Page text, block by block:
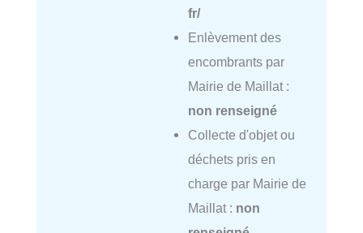
fr/
Enlèvement des
encombrants par
Mairie de Maillat :
non renseigné
Collecte d'objet ou
déchets pris en
charge par Mairie de
Maillat : non